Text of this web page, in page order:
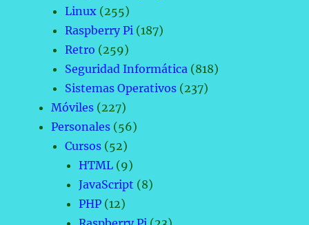
Linux (255)
Raspberry Pi (187)
Retro (259)
Seguridad Informática (818)
Sistemas Operativos (237)
Móviles (227)
Personales (56)
Cursos (52)
HTML (9)
JavaScript (8)
PHP (12)